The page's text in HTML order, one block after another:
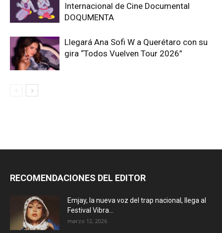
Internacional de Cine Documental
DOQUMENTA
Llegará Ana Sofi W a Querétaro con su
gira “Todos Vuelven Tour 2026”
RECOMENDACIONES DEL EDITOR
Emjay, la nueva voz del trap nacional, llega al
Festival Vibra...
marzo 12, 2026